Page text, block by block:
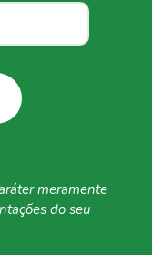
meramente
do seu